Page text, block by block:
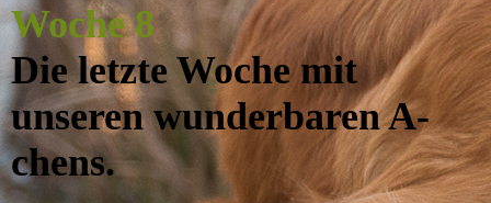
Woche 8
Die letzte Woche mit
unseren wunderbaren A-
chens.